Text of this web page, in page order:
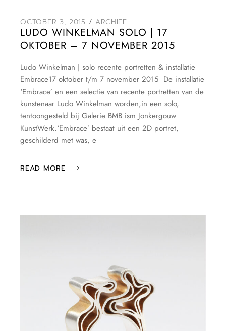
OCTOBER 3, 2015 ARCHIEF
LUDO WINKELMAN SOLO | 17
OKTOBER – 7 NOVEMBER 2015
Ludo Winkelman | solo recente portretten & installatie
Embrace17 oktober t/m 7 november 2015 De installatie
‘Embrace’ en een selectie van recente portretten van de
kunstenaar Ludo Winkelman worden,in een solo,
tentoongesteld bij Galerie BMB ism Jonkergouw
KunstWerk.‘Embrace’ bestaat uit een 2D portret,
geschilderd met was, e
READ MORE